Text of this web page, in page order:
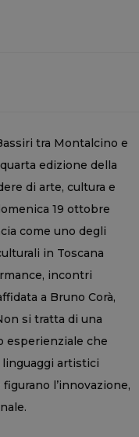
tra Montalcino e
edizione della
di arte, cultura e
19 ottobre
come uno degli
in Toscana
incontri
a Bruno Corà,
si tratta di una
esperienziale che
artistici
l’innovazione,